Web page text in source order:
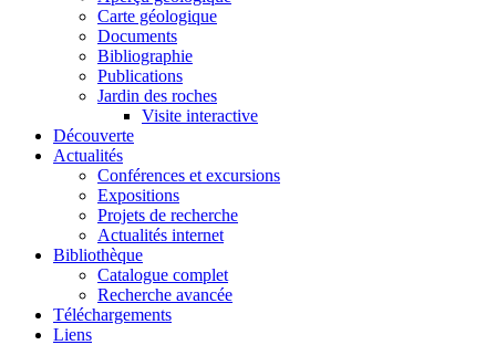
Carte géologique
Documents
Bibliographie
Publications
Jardin des roches
Visite interactive
Découverte
Actualités
Conférences et excursions
Expositions
Projets de recherche
Actualités internet
Bibliothèque
Catalogue complet
Recherche avancée
Téléchargements
Liens